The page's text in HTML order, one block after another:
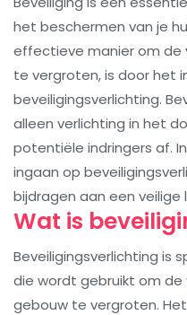
het beschermen van je
effectieve manier om de
te vergroten, is door het
beveiligingsverlichting.
alleen verlichting in het
potentiële indringers af.
ingaan op
bijdragen aan een veilige
Wat is
Beveiligingsverlichting is
die wordt gebruikt om de
gebouw te vergroten.